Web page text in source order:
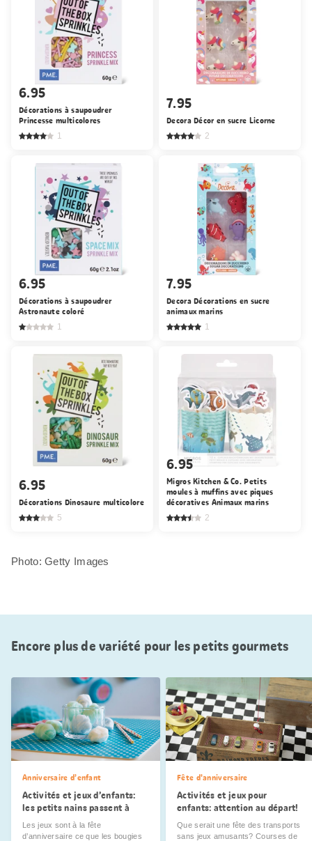
6.95
Décorations à saupoudrer
Princesse multicolores
1
7.95
Decora Décor en sucre Licorne
2
6.95
Décorations à saupoudrer
Astronaute coloré
1
7.95
Decora Décorations en sucre
animaux marins
1
6.95
Décorations Dinosaure multicolore
5
6.95
Migros Kitchen & Co. Petits
moules à muffins avec piques
décoratives Animaux marins
2
Photo: Getty Images
Encore plus de variété pour les petits gourmets
Anniversaire d’enfant
Activités et jeux d’enfants:
les petits nains passent à
l’action
Les jeux sont à la fête
d’anniversaire ce que les bougies
Fête d'anniversaire
Activités et jeux pour
enfants: attention au départ!
Que serait une fête des transports
sans jeux amusants? Courses de